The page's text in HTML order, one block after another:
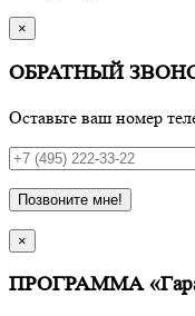
×
ОБРАТНЫЙ
Оставьте ваш номер
Позвоните мне!
×
ПРОГРАММА